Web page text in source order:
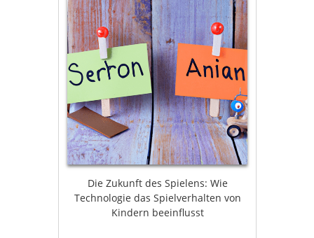
Die Zukunft des Spielens: Wie
Technologie das Spielverhalten von
Kindern beeinflusst